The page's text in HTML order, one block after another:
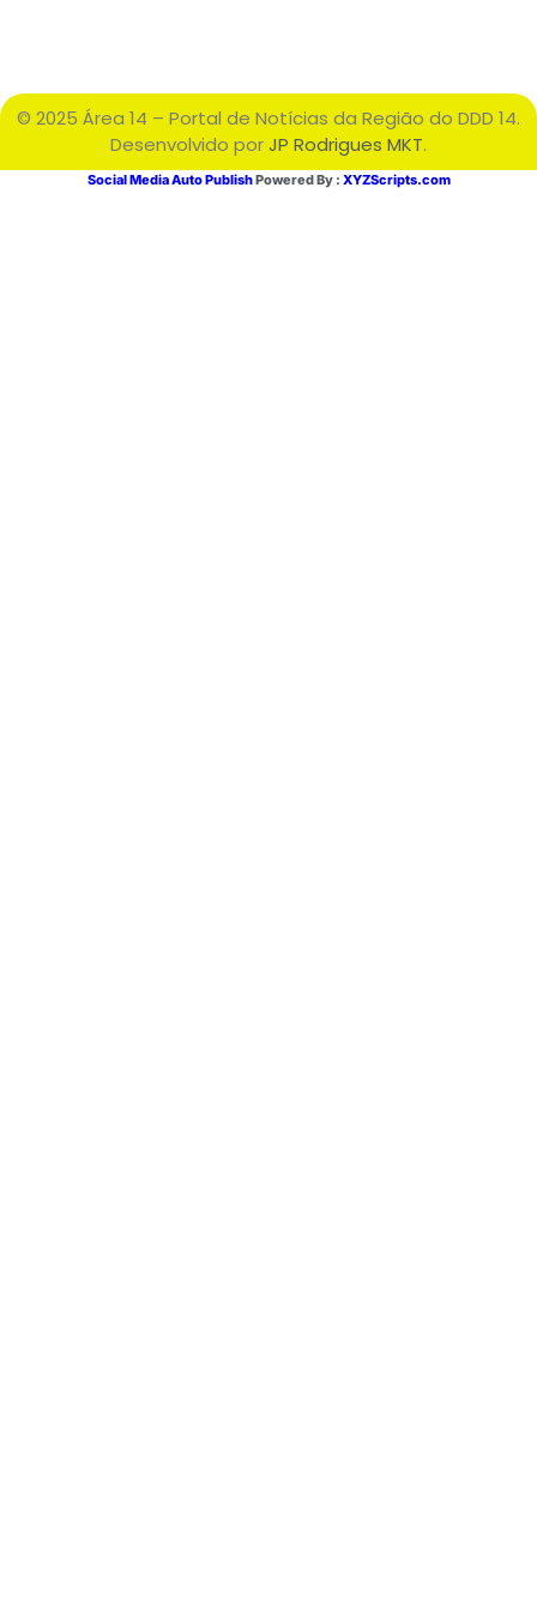
© 2025 Área 14 – Portal de Notícias da Região do DDD 14.
Desenvolvido porJP Rodrigues MKT.
Social Media Auto PublishPowered By : XYZScripts.com